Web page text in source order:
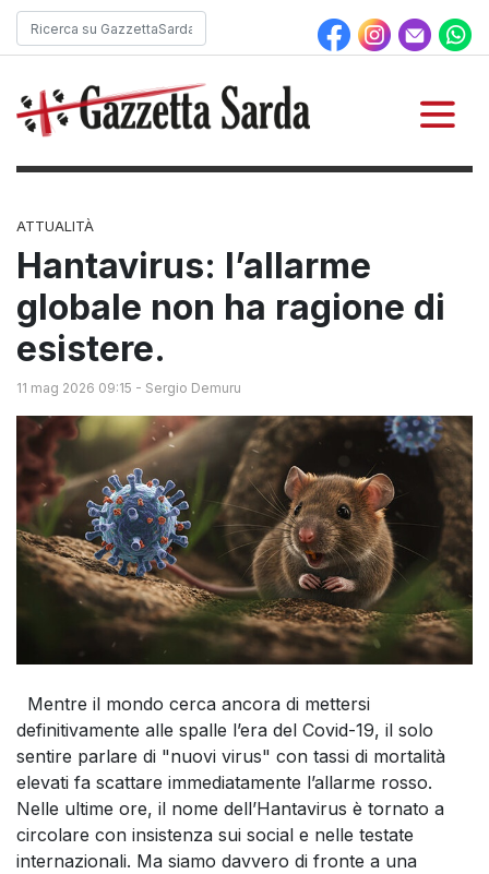
ATTUALITÀ
Hantavirus: l’allarme
globale non ha ragione di
esistere.
11 mag 2026 09:15 - Sergio Demuru
Mentre il mondo cerca ancora di mettersi
definitivamente alle spalle l’era del Covid-19, il solo
sentire parlare di "nuovi virus" con tassi di mortalità
elevati fa scattare immediatamente l’allarme rosso.
Nelle ultime ore, il nome dell’Hantavirus è tornato a
circolare con insistenza sui social e nelle testate
internazionali. Ma siamo davvero di fronte a una